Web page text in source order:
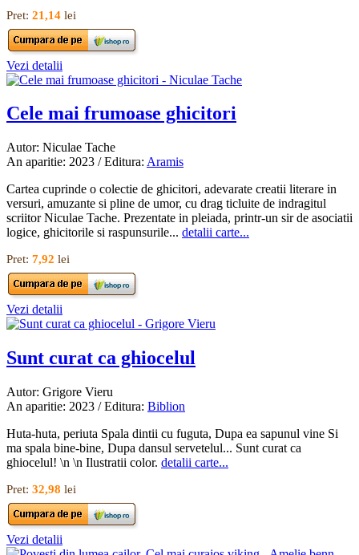
Pret: 21,14 lei
Vezi detalii
Cele mai frumoase ghicitori
Autor: Niculae Tache
An aparitie: 2023 / Editura: Aramis
Cartea cuprinde o colectie de ghicitori, adevarate creatii literare in
versuri, amuzante si pline de umor, cu drag ticluite de indragitul
scriitor Niculae Tache. Prezentate in pleiada, printr-un sir de asociatii
logice, ghicitorile si raspunsurile... detalii carte...
Pret: 7,92 lei
Vezi detalii
Sunt curat ca ghiocelul
Autor: Grigore Vieru
An aparitie: 2023 / Editura: Biblion
Huta-huta, periuta Spala dintii cu fuguta, Dupa ea sapunul vine Si
ma spala bine-bine, Dupa dansul servetelul... Sunt curat ca
ghiocelul! \n \n Ilustratii color. detalii carte...
Pret: 32,98 lei
Vezi detalii